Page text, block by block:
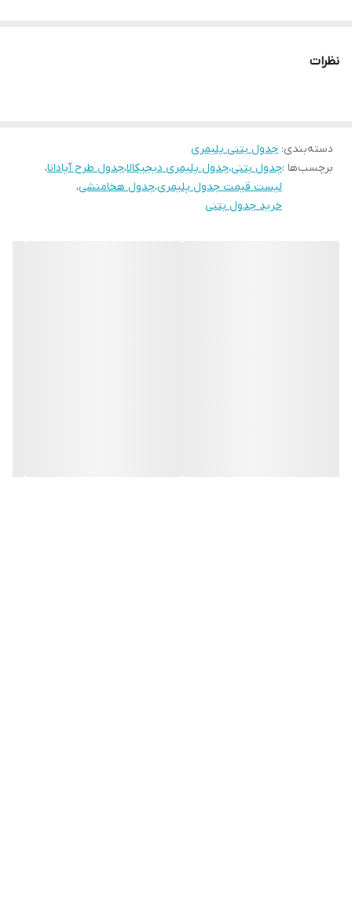
نظرات
دسته‌بندی: جدول بتنی پلیمری
برچسب‌ها :جدول بتنی،جدول پلیمری دیجیکالا،جدول طرح آپادانا،
لیست قیمت جدول پلیمری،جدول هخامنشی،
خرید جدول بتنی